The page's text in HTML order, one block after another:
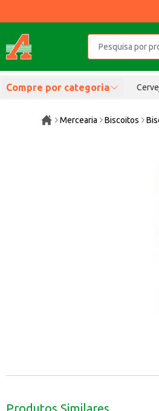
Compre por categoria
Mercearia Biscoitos